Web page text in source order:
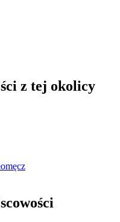
z tej okolicy